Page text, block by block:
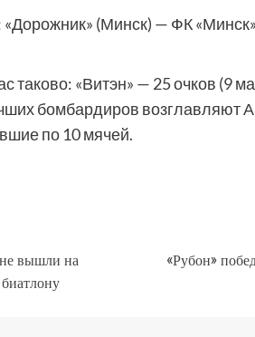
«Дорожник» (Минск) — ФК
таково: «Витэн» — 25 очков (9
бомбардиров возглавляют
по 10 мячей.
вышли на
«Рубон»